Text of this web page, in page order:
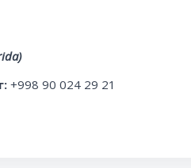
+998 90 024 29 21